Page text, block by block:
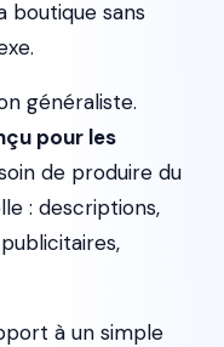
boutique sans
généraliste.
pour les
de produire du
: descriptions,
à un simple